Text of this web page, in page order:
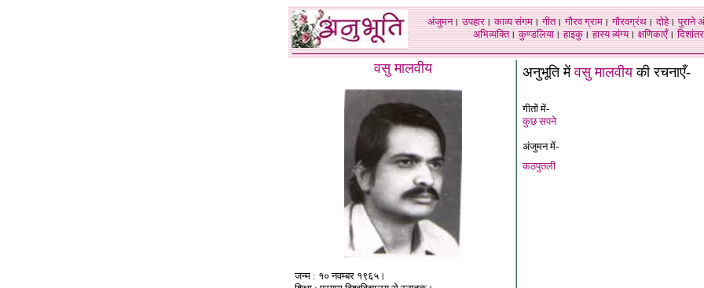
अंजुमन।उपहार।काव्य संगम।गीत।गौरव ग्राम।गौरवग्रंथ।दोहे।पुराने
अभिव्यक्ति।कुण्डलिया।हाइकु।हास्य व्यंग्य।क्षणिकाएँ।दिशांतर
वसु मालवीय
जन्म : १० नवम्बर १९६५।
अनुभूति मेंवसु मालवीयकी रचनाएँ-
गीतों में-
कुछ सपने
अंजुमन में-
कठपुतली